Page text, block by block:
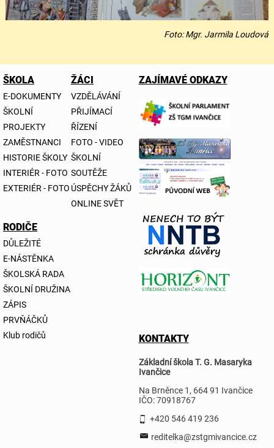
Foto: Mgr. Jarmila Loudová
ŠKOLA
E-DOKUMENTY
ŠKOLNÍ
PROJEKTY
ZAMĚSTNANCI
HISTORIE ŠKOLY
INTERIÉR - FOTO
EXTERIÉR - FOTO
ŽÁCI
VZDĚLÁVÁNÍ
PŘIJÍMACÍ
ŘÍZENÍ
FOTO - VIDEO
ŠKOLNÍ
SOUTĚŽE
ÚSPĚCHY ŽÁKŮ
ONLINE SVĚT
RODIČE
DŮLEŽITÉ
E-NÁSTĚNKA
ŠKOLSKÁ RADA
ŠKOLNÍ DRUŽINA
ZÁPIS
PRVŇÁČKŮ
Klub rodičů
ZAJÍMAVÉ ODKAZY
KONTAKTY
Základní škola T. G. Masaryka
Ivančice
Na Brněnce 1, 664 91 Ivančice
IČO: 70918767
+420 546 419 236
reditelka@zstgmivancice.cz